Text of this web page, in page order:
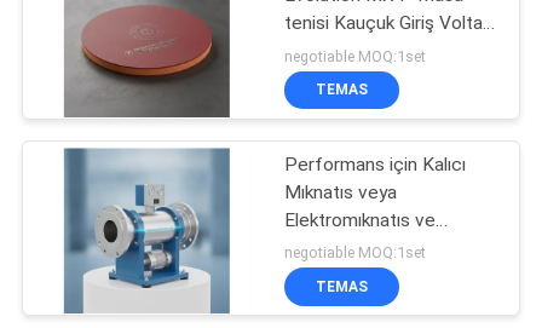
Kalıcı Manyetik
Ayırıcı
tenisi Kauçuk Giriş Voltajı
380 Profesyonel
oyuncular ve rekabetçi
maçlar için uygundur
negotiable MOQ:1set
TEMAS
Performans için Kalıcı
Mıknatıs veya
Elektromıknatıs ve
Titreşim Frekansı 70rmin
içeren 100mm Boru
Boyutu Manyetik Ayırma
negotiable MOQ:1set
TEMAS